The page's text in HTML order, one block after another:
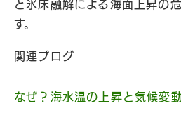
と氷床融解による海面上昇の
す。
関連ブログ
なぜ？海水温の上昇と気候変